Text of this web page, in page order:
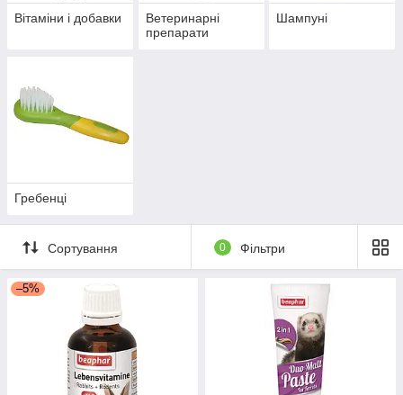
Вітаміни і добавки
Ветеринарні
препарати
Шампуні
Гребенці
Сортування 0 Фільтри
–5%